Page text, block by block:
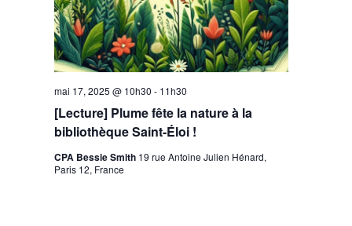
[Lecture] Plume fête la nature à la
bibliothèque Saint-Éloi !
mai 17, 2025 @ 10h30 - 11h30
CPA Bessie Smith 19 rue Antoine Julien Hénard,
Paris 12, France